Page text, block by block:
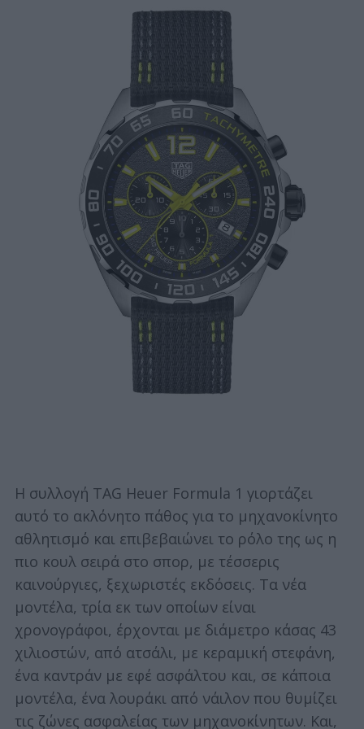
Η συλλογή TAG Heuer Formula 1 γιορτάζει
αυτό το ακλόνητο πάθος για το μηχανοκίνητο
αθλητισμό και επιβεβαιώνει το ρόλο της ως η
πιο κουλ σειρά στο σπορ, με τέσσερις
καινούργιες, ξεχωριστές εκδόσεις. Τα νέα
μοντέλα, τρία εκ των οποίων είναι
χρονογράφοι, έρχονται με διάμετρο κάσας 43
χιλιοστών, από ατσάλι, με κεραμική στεφάνη,
ένα καντράν με εφέ ασφάλτου και, σε κάποια
μοντέλα, ένα λουράκι από νάιλον που θυμίζει
τις ζώνες ασφαλείας των μηχανοκίνητων. Και,